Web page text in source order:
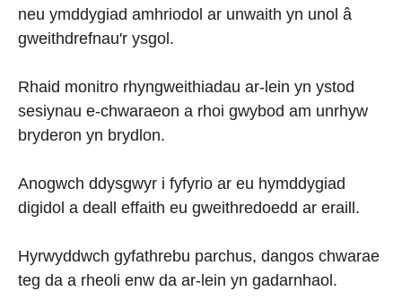
neu ymddygiad amhriodol ar unwaith yn unol â
gweithdrefnau'r ysgol.
Rhaid monitro rhyngweithiadau ar-lein yn ystod
sesiynau e-chwaraeon a rhoi gwybod am unrhyw
bryderon yn brydlon.
Anogwch ddysgwyr i fyfyrio ar eu hymddygiad
digidol a deall effaith eu gweithredoedd ar eraill.
Hyrwyddwch gyfathrebu parchus, dangos chwarae
teg da a rheoli enw da ar-lein yn gadarnhaol.